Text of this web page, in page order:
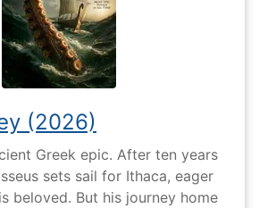
(2026)
Greek epic. After ten years
sets sail for Ithaca, eager
beloved. But his journey home